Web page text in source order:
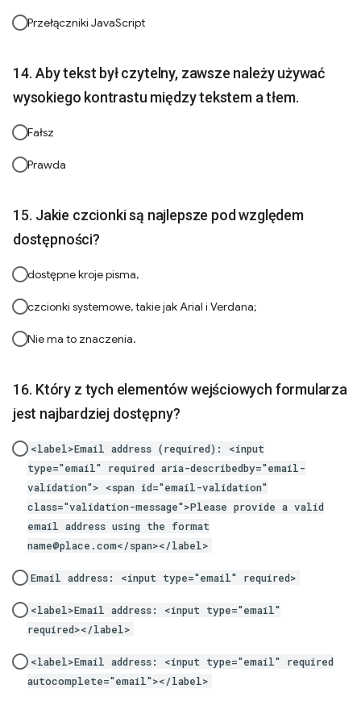
Przełączniki JavaScript
Aby tekst był czytelny, zawsze należy używać
wysokiego kontrastu między tekstem a tłem.
Fałsz
Prawda
Jakie czcionki są najlepsze pod względem
dostępności?
dostępne kroje pisma,
czcionki systemowe, takie jak Arial i Verdana;
Nie ma to znaczenia.
Który z tych elementów wejściowych formularza
jest najbardziej dostępny?
<label>Email address (required): <input
type="email" required aria-describedby="email-
validation"> <span id="email-validation"
class="validation-message">Please provide a valid
email address using the format
name@place.com</span></label>
Email address: <input type="email" required>
<label>Email address: <input type="email"
required></label>
<label>Email address: <input type="email" required
autocomplete="email"></label>